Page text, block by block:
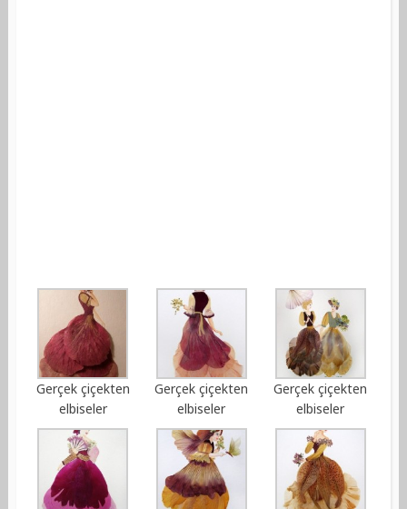
Gerçek çiçekten
elbiseler
Gerçek çiçekten
elbiseler
Gerçek çiçekten
elbiseler